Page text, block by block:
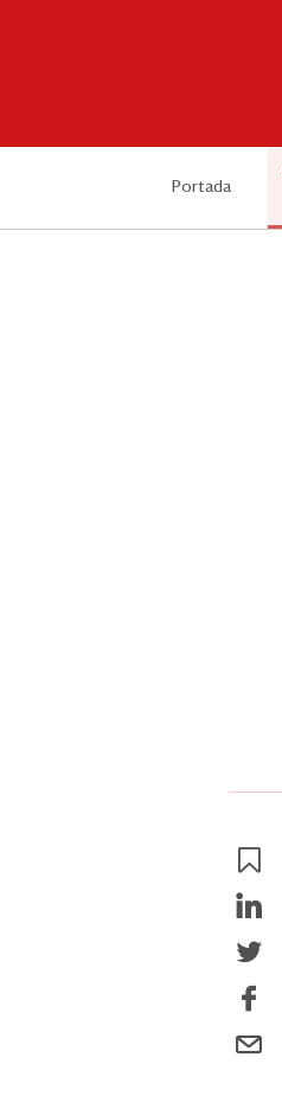
Portada